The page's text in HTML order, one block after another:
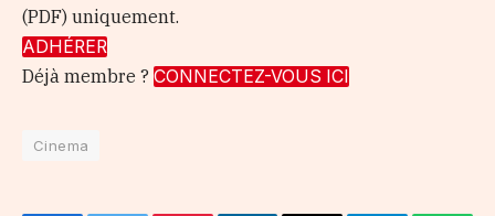
(PDF) uniquement.
ADHÉRER
Déjà membre ? CONNECTEZ-VOUS ICI
Cinema